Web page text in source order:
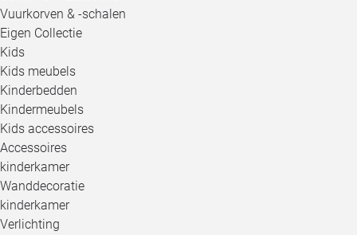
Vuurkorven & -schalen
Eigen Collectie
Kids
Kids meubels
Kinderbedden
Kindermeubels
Kids accessoires
Accessoires
kinderkamer
Wanddecoratie
kinderkamer
Verlichting